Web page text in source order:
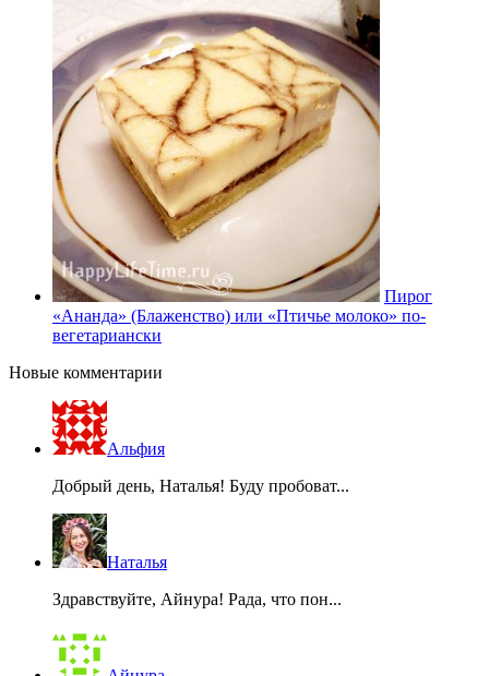
Пирог
«Ананда» (Блаженство) или «Птичье молоко» по-
вегетариански
Новые комментарии
Альфия
Добрый день, Наталья! Буду пробоват...
Наталья
Здравствуйте, Айнура! Рада, что пон...